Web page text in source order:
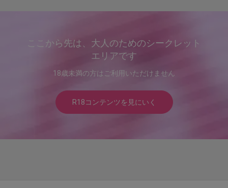
ここから先は、大人のためのシークレット
エリアです
18歳未満の方はご利用いただけません
R18コンテンツを見にいく